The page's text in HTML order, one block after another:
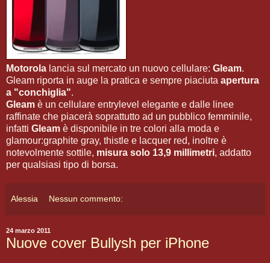
Motorola lancia sul mercato un nuovo cellulare: Gleam.
Gleam riporta in auge la pratica e sempre piaciuta apertura
a "conchiglia".
Gleam è un cellulare entrylevel elegante e dalle linee
raffinate che piacerà soprattutto ad un pubblico femminile,
infatti Gleam è disponibile in tre colori alla moda e
glamour:graphite gray, thistle e lacquer red, inoltre è
notevolmente sottile, misura solo 13,9 millimetri, addatto
per qualsiasi tipo di borsa.
Alessia Nessun commento:
24 marzo 2011
Nuove cover Bullysh per iPhone